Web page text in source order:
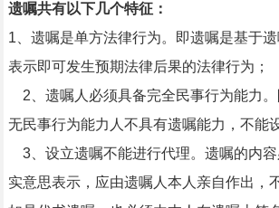
遗嘱共有以下几个特征：
1、遗嘱是单方法律行为。即遗嘱是基于
表示即可发生预期法律后果的法律行为；
2、遗嘱人必须具备完全民事行为能力
无民事行为能力人不具有遗嘱能力，不能
3、设立遗嘱不能进行代理。遗嘱的内
实意思表示，应由遗嘱人本人亲自作出，